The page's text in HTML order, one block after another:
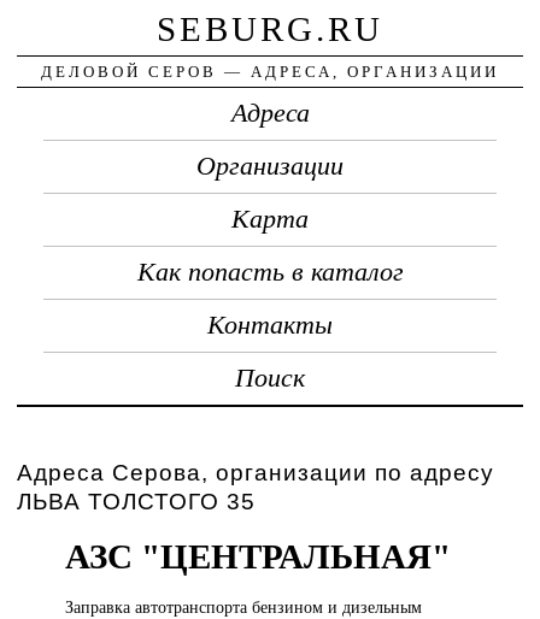
SEBURG.RU
ДЕЛОВОЙ СЕРОВ — АДРЕСА, ОРГАНИЗАЦИИ
Адреса
Организации
Карта
Как попасть в каталог
Контакты
Поиск
Адреса Серова, организации по адресу
ЛЬВА ТОЛСТОГО 35
АЗС "ЦЕНТРАЛЬНАЯ"
Заправка автотранспортабензином и дизельным